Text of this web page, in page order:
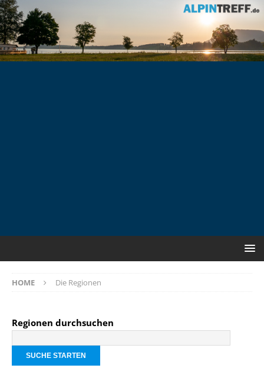
HOME Die Regionen
Regionen durchsuchen